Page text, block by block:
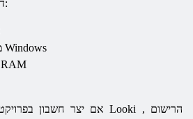
דרישות מערכת מינימאליות:
מערכת ההפעלה Windows
1 GB של זיכרון RAM
אם יצר חשבון בפרויקטים הקודמים של החברהLooki , הרישום